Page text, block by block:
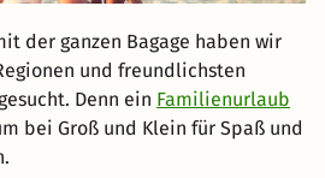
der ganzen Bagage haben wir
und freundlichsten
Denn ein Familienurlaub
bei Groß und Klein für Spaß und